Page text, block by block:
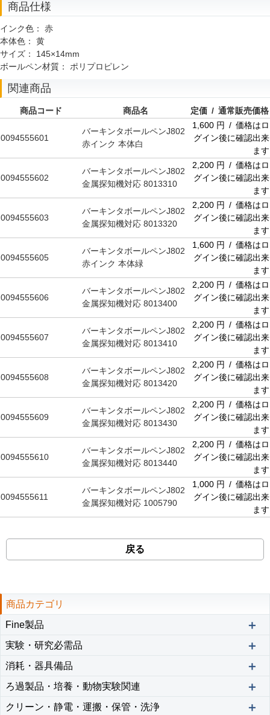
商品仕様
インク色： 赤
本体色： 黄
サイズ： 145×14mm
ボールペン材質： ポリプロピレン
関連商品
商品コード 商品名 定価 / 通常販売価格
0094555601
バーキンタボールペンJ802
赤インク 本体白
1,600 円 / 価格はロ
グイン後に確認出来
ます
0094555602
バーキンタボールペンJ802
金属探知機対応 8013310
2,200 円 / 価格はロ
グイン後に確認出来
ます
0094555603
バーキンタボールペンJ802
金属探知機対応 8013320
2,200 円 / 価格はロ
グイン後に確認出来
ます
0094555605
バーキンタボールペンJ802
赤インク 本体緑
1,600 円 / 価格はロ
グイン後に確認出来
ます
0094555606
バーキンタボールペンJ802
金属探知機対応 8013400
2,200 円 / 価格はロ
グイン後に確認出来
ます
0094555607
バーキンタボールペンJ802
金属探知機対応 8013410
2,200 円 / 価格はロ
グイン後に確認出来
ます
0094555608
バーキンタボールペンJ802
金属探知機対応 8013420
2,200 円 / 価格はロ
グイン後に確認出来
ます
0094555609
バーキンタボールペンJ802
金属探知機対応 8013430
2,200 円 / 価格はロ
グイン後に確認出来
ます
0094555610
バーキンタボールペンJ802
金属探知機対応 8013440
2,200 円 / 価格はロ
グイン後に確認出来
ます
0094555611
バーキンタボールペンJ802
金属探知機対応 1005790
1,000 円 / 価格はロ
グイン後に確認出来
ます
戻る
商品カテゴリ
Fine製品
＋
実験・研究必需品 ＋
消耗・器具備品 ＋
ろ過製品・培養・動物実験関連 ＋
クリーン・静電・運搬・保管・洗浄 ＋